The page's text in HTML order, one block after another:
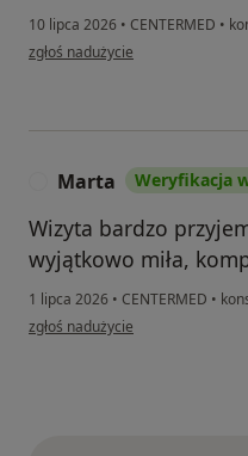
10 lipca 2026 • CENTERMED •
w opinii użytkownika Mariola
zgłoś nadużycie
Marta Weryfikacja
Wizyta bardzo
wyjątkowo miła,
1 lipca 2026 • CENTERMED •
w opinii użytkownika Marta
zgłoś nadużycie